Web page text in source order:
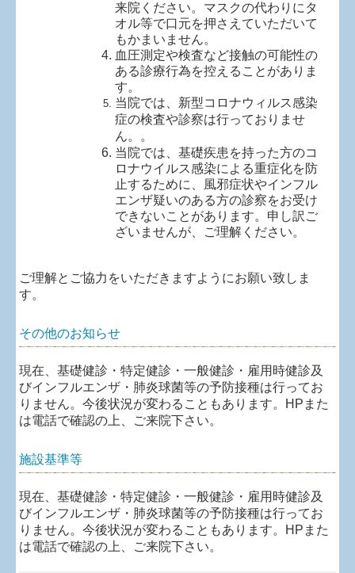
来院ください。マスクの代わりにタ
オル等で口元を押さえていただいて
もかまいません。
血圧測定や検査など接触の可能性の
ある診療行為を控えることがありま
す。
当院では、新型コロナウィルス感染
症の検査や診察は行っておりませ
ん。。
当院では、基礎疾患を持った方のコ
ロナウイルス感染による重症化を防
止するために、風邪症状やインフル
エンザ疑いのある方の診察をお受け
できないことがあります。申し訳ご
ざいませんが、ご理解ください。
ご理解とご協力をいただきますようにお願い致しま
す。
その他のお知らせ
現在、基礎健診・特定健診・一般健診・雇用時健診及
びインフルエンザ・肺炎球菌等の予防接種は行ってお
りません。今後状況が変わることもあります。HPまた
は電話で確認の上、ご来院下さい。
施設基準等
現在、基礎健診・特定健診・一般健診・雇用時健診及
びインフルエンザ・肺炎球菌等の予防接種は行ってお
りません。今後状況が変わることもあります。HPまた
は電話で確認の上、ご来院下さい。